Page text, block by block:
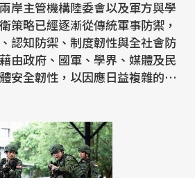
岸主管機構陸委會以及軍方與學
策略已經逐漸從傳統軍事防禦，
認知防禦、制度韌性與全社會防
由政府、國軍、學界、媒體及民
安全韌性，以因應日益複雜的安